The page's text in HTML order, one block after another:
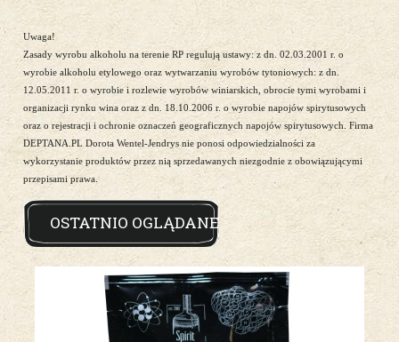
Uwaga!
Zasady wyrobu alkoholu na terenie RP regulują ustawy: z dn. 02.03.2001 r. o
wyrobie alkoholu etylowego oraz wytwarzaniu wyrobów tytoniowych: z dn.
12.05.2011 r. o wyrobie i rozlewie wyrobów winiarskich, obrocie tymi wyrobami i
organizacji rynku wina oraz z dn. 18.10.2006 r. o wyrobie napojów spirytusowych
oraz o rejestracji i ochronie oznaczeń geograficznych napojów spirytusowych. Firma
DEPTANA.PL Dorota Wentel-Jendrys nie ponosi odpowiedzialności za
wykorzystanie produktów przez nią sprzedawanych niezgodnie z obowiązującymi
przepisami prawa.
OSTATNIO OGLĄDANE